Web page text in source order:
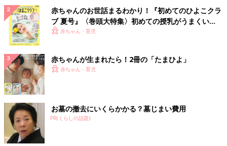
赤ちゃんのお世話まるわかり！『初めてのひよこクラ
ブ 夏号』〈巻頭大特集〉初めての授乳がうまくい
く！ おっぱい・ミルクの基本と夏のトラブル 解決テ
赤ちゃん・育児
赤ちゃんが生まれたら！2冊の「たまひよ」
赤ちゃん・育児
お墓の撤去にいくらかかる？墓じまい費用
PR(くらしの話題)